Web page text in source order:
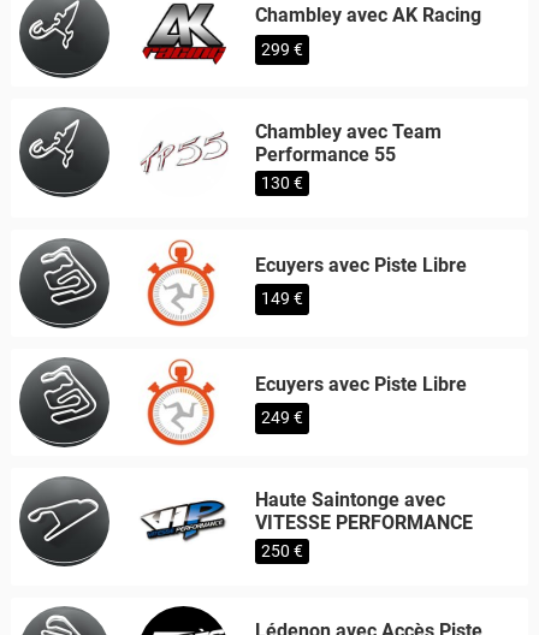
Chambley avec AK Racing
299 €
Chambley avec Team
Performance 55
130 €
Ecuyers avec Piste Libre
149 €
Ecuyers avec Piste Libre
249 €
Haute Saintonge avec
VITESSE PERFORMANCE
250 €